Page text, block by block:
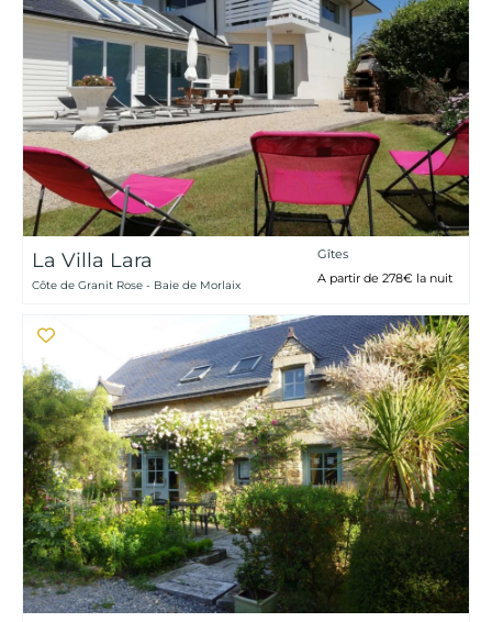
La Villa Lara
Côte de Granit Rose - Baie de Morlaix
Gîtes
A partir de 278€ la nuit